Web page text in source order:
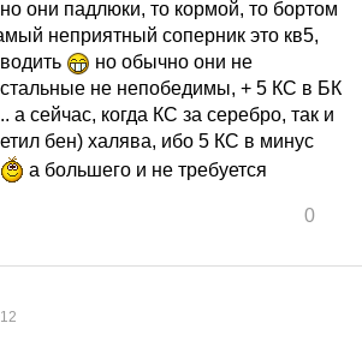
они падлюки, то кормой, то бортом
неприятный соперник это кв5,
но обычно они не
не непобедимы, + 5 КС в БК
а сейчас, когда КС за серебро, так и
бен) халява, ибо 5 КС в минус
а большего и не требуется
0